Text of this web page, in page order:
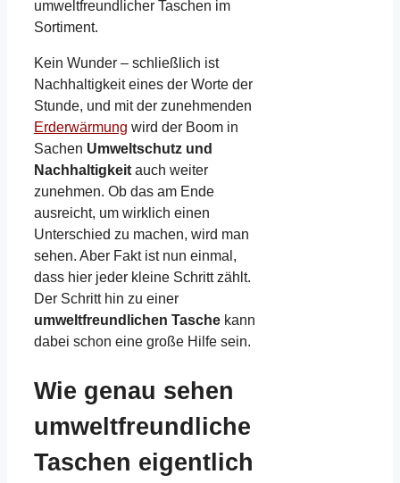
umweltfreundlicher Taschen im
Sortiment.
Kein Wunder – schließlich ist
Nachhaltigkeit eines der Worte der
Stunde, und mit der zunehmenden
Erderwärmung wird der Boom in
Sachen Umweltschutz und
Nachhaltigkeitauch weiter
zunehmen. Ob das am Ende
ausreicht, um wirklich einen
Unterschied zu machen, wird man
sehen. Aber Fakt ist nun einmal,
dass hier jeder kleine Schritt zählt.
Der Schritt hin zu einer
umweltfreundlichen Tasche kann
dabei schon eine große Hilfe sein.
Wie genau sehen
umweltfreundliche
Taschen eigentlich